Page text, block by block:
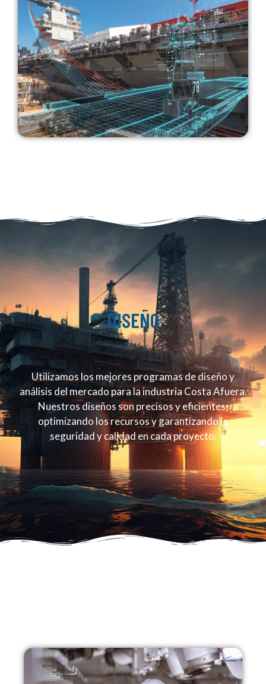
DISEÑO
Utilizamos los mejores programas de diseño y
análisis del mercado para la industria Costa Afuera.
Nuestros diseños son precisos y eficientes,
optimizando los recursos y garantizando la
seguridad y calidad en cada proyecto.